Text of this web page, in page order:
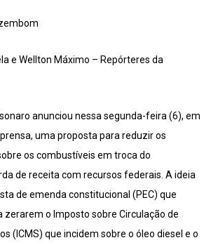
e Wellton Máximo – Repórteres da
anunciou nessa segunda-feira (6), em
uma proposta para reduzir os
os combustíveis em troca do
de receita com recursos federais. A ideia
de emenda constitucional (PEC) que
zerarem o Imposto sobre Circulação de
(ICMS) que incidem sobre o óleo diesel e o